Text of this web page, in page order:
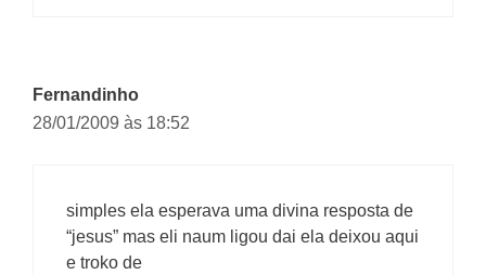
Fernandinho
28/01/2009 às 18:52
simples ela esperava uma divina resposta de
“jesus” mas eli naum ligou dai ela deixou aqui
e troko de